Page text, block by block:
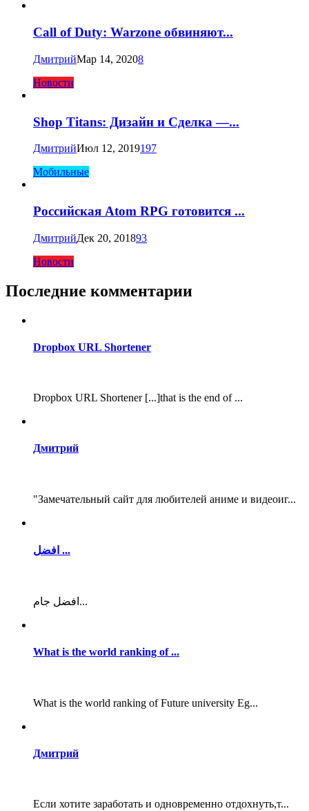
Call of Duty: Warzone обвиняют...
ДмитрийМар 14, 20208
Новости
Shop Titans: Дизайн и Сделка —...
ДмитрийИюл 12, 2019197
Мобильные
Российская Atom RPG готовится ...
ДмитрийДек 20, 201893
Новости
Последние комментарии
Dropbox URL Shortener
Dropbox URL Shortener [...]that is the end of ...
Дмитрий
"Замечательный сайт для любителей аниме и видеоиг...
افضل ...
افضل جام...
What is the world ranking of ...
What is the world ranking of Future university Eg...
Дмитрий
Если хотите заработать и одновременно отдохнуть,т...